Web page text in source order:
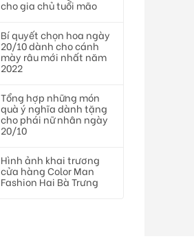
cho gia chủ tuổi mão
Bí quyết chọn hoa ngày
20/10 dành cho cánh
mày râu mới nhất năm
2022
Tổng hợp những món
quà ý nghĩa dành tặng
cho phái nữ nhân ngày
20/10
Hình ảnh khai trương
cửa hàng Color Man
Fashion Hai Bà Trưng